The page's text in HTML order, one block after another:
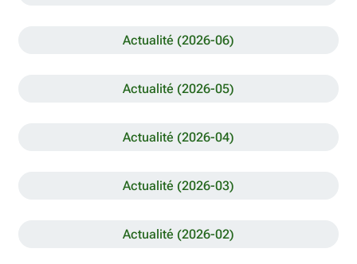
Actualité (2026-06)
Actualité (2026-05)
Actualité (2026-04)
Actualité (2026-03)
Actualité (2026-02)